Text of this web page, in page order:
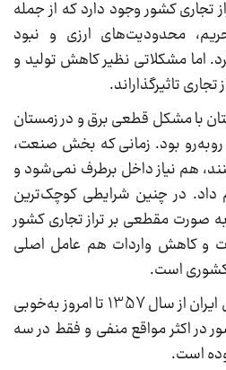
تجاری کشور وجود دارد که از جمله
محدودیت‌های ارزی و نبود
اما مشکلاتی نظیر کاهش تولید و
تاثیرگذار‌اند.
در تابستان با مشکل قطعی برق و در زمستان
بود. زمانی که بخش صنعت،
هم نیاز داخل برطرف نمی‌شود و
داد. در چنین شرایطی کوچک‌ترین
صورت مقطعی بر تراز تجاری کشور
و کاهش واردات هم عامل اصلی
کشوری است.
حتی نگاهی کلی به تراز تجاری ایران از سال 1357 تا امروز به‌خوبی
در اکثر مواقع منفی و فقط در سه
است.